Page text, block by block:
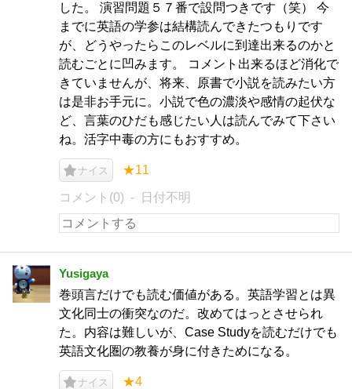
した。 演習問題５７番で設問つきです（笑） 今
までに英語の学参は結構読んできたつもりです
が、どうやったらこのレベルに到達出来るのかと
読むごとに凹みます。 コメント出来るほど消化で
きていませんが、将来、原書で小説を読みたい方
は是非お手元に。小説で色の濃淡や感情の起伏な
ど、言葉のひだも感じたい人は読んでみて下さい
ね。活字中毒の方にもおすすめ。
ナイス ★11
コメント(0) 日付不明
Yusigaya
巻頭言だけでも読む価値がある。英語学習とは異
文化同士の衝突なのだ。改めてはっとさせられ
た。内容は難しいが、Case Studyを読むだけでも
英語文化圏の教養が身に付きためになる。
ナイス ★4